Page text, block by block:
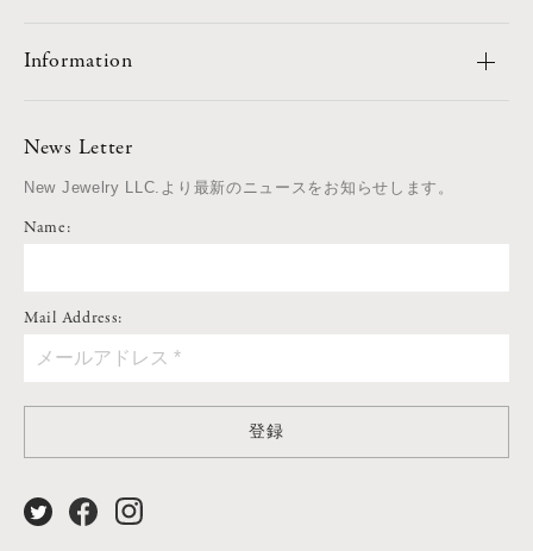
Information
News Letter
New Jewelry LLC.より最新のニュースをお知らせします。
Name:
Mail Address:
登録